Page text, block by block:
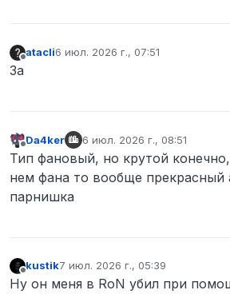
Не в сети
atacli6 июл. 2026 г., 07:51
отредактировано
За
Не в сети
Da4ker 6 июл. 2026 г., 08:51
отредактировано
Тип фановый, но крутой
нем фана то вообще прекрасный
парнишка
kustik7 июл. 2026 г., 05:39
отредактировано
Ну он меня в RoN убил при